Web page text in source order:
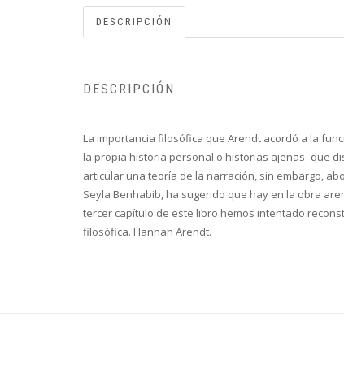
DESCRIPCIÓN
DESCRIPCIÓN
La importancia filosófica que Arendt acordó a la
la propia historia personal o historias ajenas -que
articular una teoría de la narración, sin embargo,
Seyla Benhabib, ha sugerido que hay en la obra
tercer capítulo de este libro hemos intentado
filosófica. Hannah Arendt.